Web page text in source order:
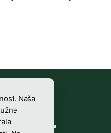
rh.moc.slh
rh.ude-slh
@aidem
rh.moc.slh
Naša